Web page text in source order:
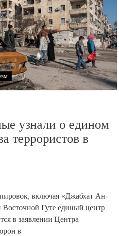
узнали о едином
террористов в
включая «Джабхат Ан-
Восточной Гуте единый центр
в заявлении ​Центра
в